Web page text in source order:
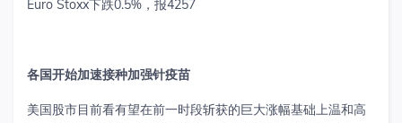
Euro Stoxx下跌0.5% ，报4257
各国开始加速接种加强针疫苗
美国股市目前看有望在前一时段斩获的巨大涨幅基础上温和高